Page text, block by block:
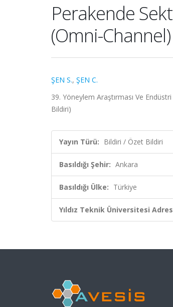
Perakende
(Omni-
ŞEN S., ŞEN C.
39. Yöneylem Araştırması Ve
Bildiri)
Yayın Türü: Bildiri / Özet Bildiri
Basıldığı Şehir: Ankara
Basıldığı Ülke: Türkiye
Yıldız Teknik Üniversitesi